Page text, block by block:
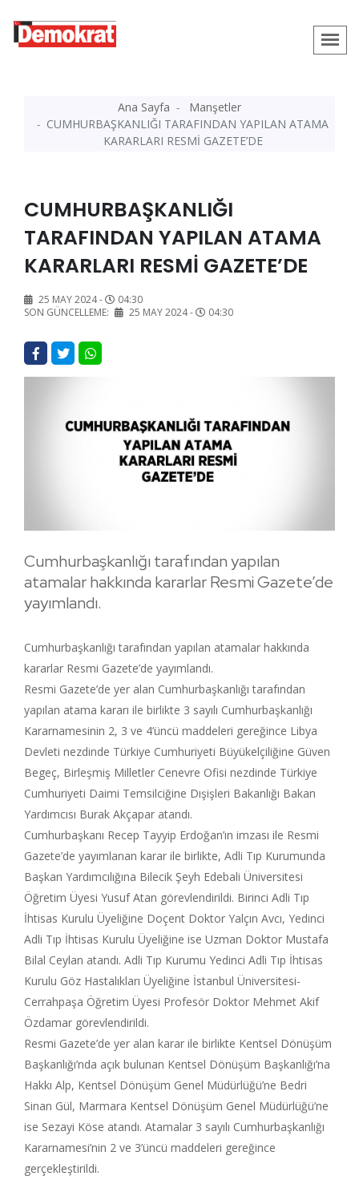
Ana Sayfa
Manşetler
CUMHURBAŞKANLIĞI TARAFINDAN YAPILAN ATAMA
KARARLARI RESMİ GAZETE’DE
CUMHURBAŞKANLIĞI
TARAFINDAN YAPILAN ATAMA
KARARLARI RESMİ GAZETE’DE
25 MAY 2024 -
04:30
SON GÜNCELLEME:
25 MAY 2024 - 04:30
Cumhurbaşkanlığı tarafından yapılan
atamalar hakkında kararlar Resmi Gazete’de
yayımlandı.
Cumhurbaşkanlığı tarafından yapılan atamalar hakkında
kararlar Resmi Gazete’de yayımlandı.
Resmi Gazete’de yer alan Cumhurbaşkanlığı tarafından
yapılan atama kararı ile birlikte 3 sayılı Cumhurbaşkanlığı
Kararnamesinin 2, 3 ve 4’üncü maddeleri gereğince Libya
Devleti nezdinde Türkiye Cumhuriyeti Büyükelçiliğine Güven
Begeç, Birleşmiş Milletler Cenevre Ofisi nezdinde Türkiye
Cumhuriyeti Daimi Temsilciğine Dışişleri Bakanlığı Bakan
Yardımcısı Burak Akçapar atandı.
Cumhurbaşkanı Recep Tayyip Erdoğan’ın imzası ile Resmi
Gazete’de yayımlanan karar ile birlikte, Adli Tıp Kurumunda
Başkan Yardımcılığına Bilecik Şeyh Edebali Üniversitesi
Öğretim Üyesi Yusuf Atan görevlendirildi. Birinci Adli Tıp
İhtisas Kurulu Üyeliğine Doçent Doktor Yalçın Avcı, Yedinci
Adli Tıp İhtisas Kurulu Üyeliğine ise Uzman Doktor Mustafa
Bilal Ceylan atandı. Adli Tıp Kurumu Yedinci Adli Tıp İhtisas
Kurulu Göz Hastalıkları Üyeliğine İstanbul Üniversitesi-
Cerrahpaşa Öğretim Üyesi Profesör Doktor Mehmet Akif
Özdamar görevlendirildi.
Resmi Gazete’de yer alan karar ile birlikte Kentsel Dönüşüm
Başkanlığı’nda açık bulunan Kentsel Dönüşüm Başkanlığı’na
Hakkı Alp, Kentsel Dönüşüm Genel Müdürlüğü’ne Bedri
Sinan Gül, Marmara Kentsel Dönüşüm Genel Müdürlüğü’ne
ise Sezayi Köse atandı. Atamalar 3 sayılı Cumhurbaşkanlığı
Kararnamesi’nin 2 ve 3’üncü maddeleri gereğince
gerçekleştirildi.